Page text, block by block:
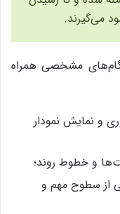
می‌گیرند.
گام‌های مشخصی همراه
و نمایش نمودار
و خطوط روند؛
از سطوح مهم و